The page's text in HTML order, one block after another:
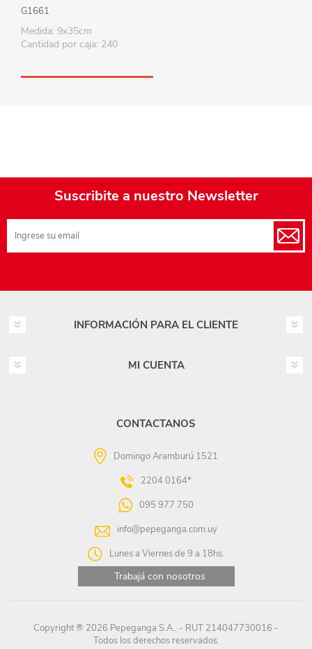
G1661
Medida: 9x35cm
Cantidad por caja: 240
Suscribite a nuestro Newsletter
INFORMACIÓN PARA EL CLIENTE
MI CUENTA
CONTACTANOS
Domingo Aramburú 1521
2204 0164*
095 977 750
info@pepeganga.com.uy
Lunes a Viernes de 9 a 18hs.
Trabajá con nosotros
Copyright ® 2026 Pepeganga S.A.. - RUT 214047730016 -
Todos los derechos reservados.